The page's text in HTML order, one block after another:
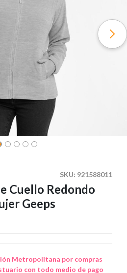
SKU: 921588011
Cuello Redondo
Geeps
Metropolitana por compras
con todo medio de pago